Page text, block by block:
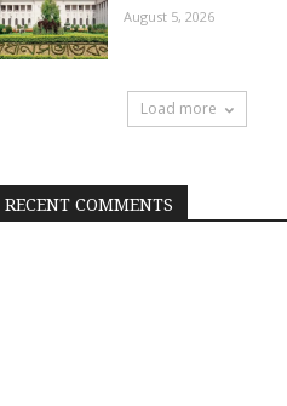
August 5, 2026
Load more
RECENT COMMENTS